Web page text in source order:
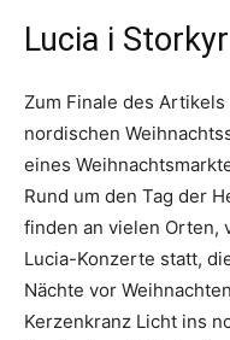
Lucia i
Zum Finale des
nordischen
eines
Rund um den Tag der
finden an vielen Orten,
Lucia-Konzerte statt,
Nächte vor
Kerzenkranz Licht ins